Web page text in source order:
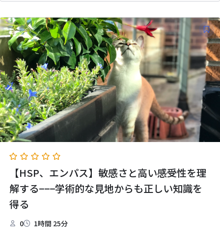
【HSP、エンパス】敏感さと高い感受性を理
解する−−−学術的な見地からも正しい知識を
得る
0 1時間 25分